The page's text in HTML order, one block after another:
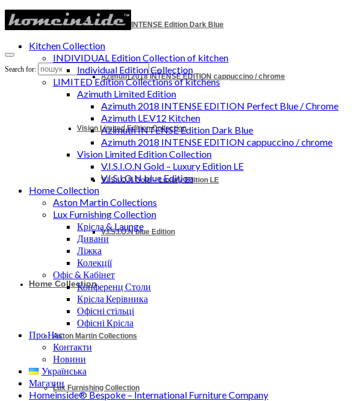
Azimuth INTENSE Edition Dark Blue
Azimuth 2018 INTENSE EDITION cappuccino / chrome
Vision Limited Edition Collection
V.I.S.I.O.N Gold – Luxury Edition LE
V.I.S.I.O.N blue Edition
Home Collection
Aston Martin Collections
Lux Furnishing Collection
Search for:
Kitchen Collection
INDIVIDUAL Edition Collection of kitchen
Individual Edition Collection
LIMITED Edition Collections of kitchens
Azimuth Limited Edition
Azimuth 2018 INTENSE EDITION Perfect Blue / Chrome
Azimuth LE.V12 Kitchen
Azimuth INTENSE Edition Dark Blue
Azimuth 2018 INTENSE EDITION cappuccino / chrome
Vision Limited Edition Collection
V.I.S.I.O.N Gold – Luxury Edition LE
V.I.S.I.O.N blue Edition
Home Collection
Aston Martin Collections
Lux Furnishing Collection
Крісла & Launge
Дивани
Ліжка
Колекції
Офіс & Кабінет
Конференц Столи
Крісла Керівника
Офісні стільці
Офісні Крісла
Про Нас
Контакти
Новини
Українська
Магазин
Homeinside® Bespoke – International Furniture Company